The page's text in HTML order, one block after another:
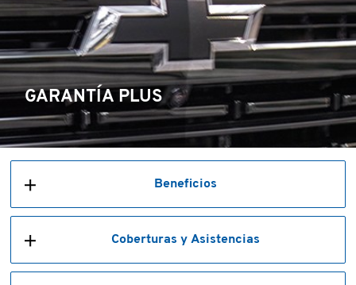
GARANTÍA PLUS
Beneficios
Coberturas y Asistencias